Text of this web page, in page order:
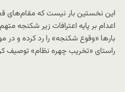
این نخستین بار نیست که مقام‌های
اعدام بر پایه اعترافات زیر شکنجه
بارها «وقوع شکنجه» را رد کرده و در
راستای «تخریب چهره نظام» توصیف